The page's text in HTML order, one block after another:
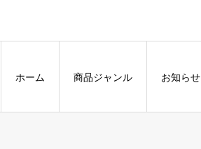
ホーム 商品ジャンル お知らせ